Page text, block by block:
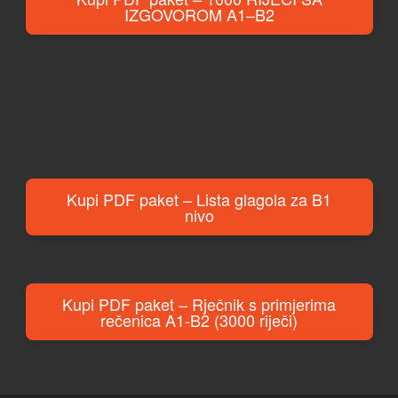
IZGOVOROM A1–B2
Kupi PDF paket – Lista glagola za B1
nivo
Kupi PDF paket – Rječnik s primjerima
rečenica A1-B2 (3000 riječi)